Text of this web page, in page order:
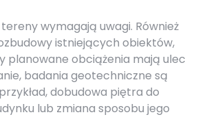
wymagają uwagi. Również
istniejących obiektów,
planowane obciążenia mają ulec
badania geotechniczne są
dobudowa piętra do
lub zmiana sposobu jego